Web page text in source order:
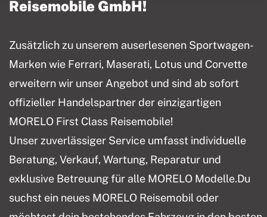
Reisemobile GmbH!
Zusätzlich zu unserem auserlesenen Sportwagen-
Marken wie Ferrari, Maserati, Lotus und Corvette
erweitern wir unser Angebot und sind ab sofort
offizieller Handelspartner der einzigartigen
MORELO First Class Reisemobile!
Unser zuverlässiger Service umfasst individuelle
Beratung, Verkauf, Wartung, Reparatur und
exklusive Betreuung für alle MORELO Modelle.Du
suchst ein neues MORELO Reisemobil oder